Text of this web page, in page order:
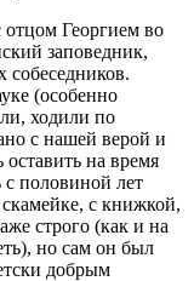
отцом Георгием во
заповедник,
собеседников.
(особенно
ходили по
с нашей верой и
на время
с половиной лет
с книжкой,
строго (как и на
но сам он был
добрым